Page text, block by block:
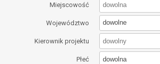
Miejscowość
Województwo dowolne
Kierownik projektu
Płeć dowolna